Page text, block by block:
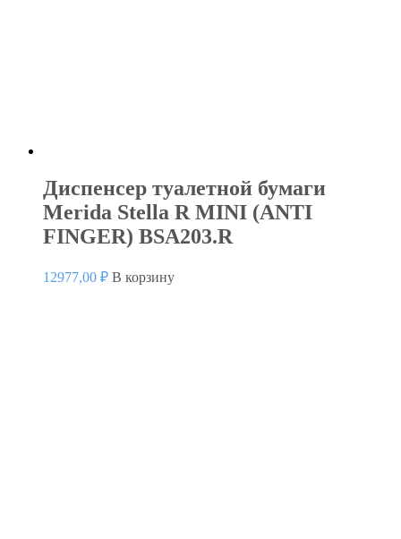
Диспенсер туалетной бумаги
Merida Stella R MINI (ANTI
FINGER) BSA203.R
12977,00 ₽ В корзину